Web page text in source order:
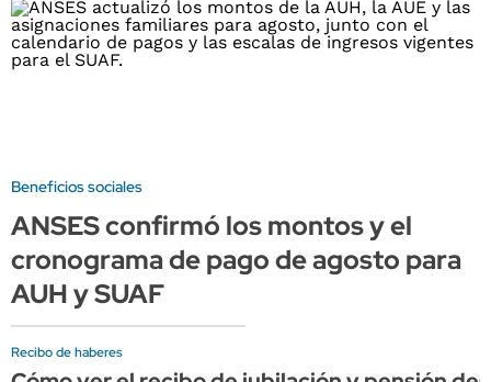
Beneficios sociales
ANSES confirmó los montos y el
cronograma de pago de agosto para
AUH y SUAF
Recibo de haberes